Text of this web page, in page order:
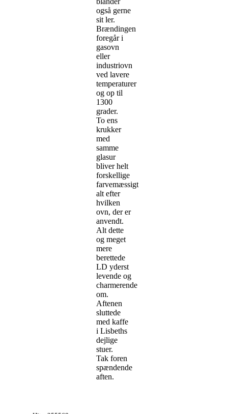
også gerne
sit ler.
Brændingen
foregår i
gasovn
eller
industriovn
ved lavere
temperaturer
og op til
1300
grader.
To ens
krukker
med
samme
glasur
bliver helt
forskellige
farvemæssigt
alt efter
hvilken
ovn, der er
anvendt.
Alt dette
og meget
mere
berettede
LD yderst
levende og
charmerende
om.
Aftenen
sluttede
med kaffe
i Lisbeths
dejlige
stuer.
Tak foren
spændende
aften.